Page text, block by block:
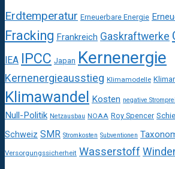
Erdtemperatur Erneuerbare Energie
Fracking Frankreich Gaskraftwerke
IEA IPCC Japan Kernenergie
Kernenergieausstieg Klimamodelle
Klimawandel Kosten negative
Null-Politik Netzausbau NOAA Roy Spencer
Schweiz SMR Stromkosten Subventionen
Versorgungssicherheit Wasserstoff